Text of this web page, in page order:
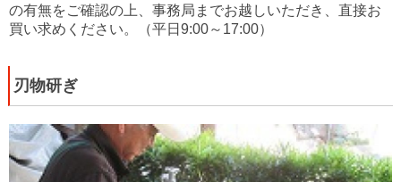
の有無をご確認の上、事務局までお越しいただき、直接お
買い求めください。（平日9:00～17:00）
刃物研ぎ